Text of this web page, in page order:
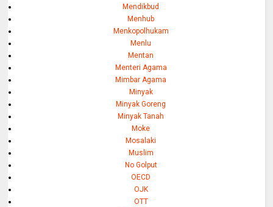
Mendikbud
Menhub
Menkopolhukam
Menlu
Mentan
Menteri Agama
Mimbar Agama
Minyak
Minyak Goreng
Minyak Tanah
Moke
Mosalaki
Muslim
No Golput
OECD
OJK
OTT